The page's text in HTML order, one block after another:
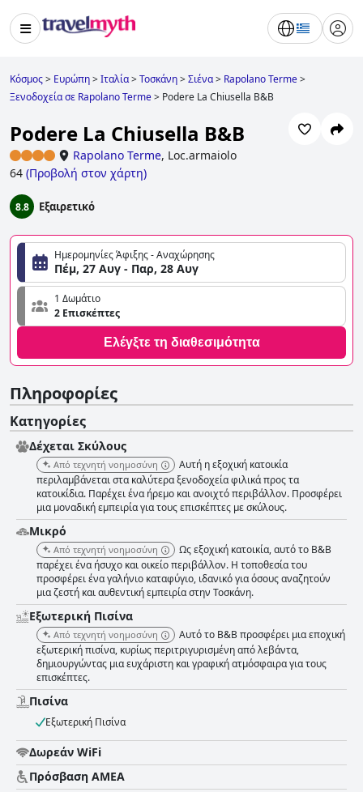
Κόσμος> Ευρώπη>Ιταλία>Τοσκάνη>Σιένα> Rapolano Terme>
Ξενοδοχεία σε Rapolano Terme> Podere La Chiusella B&B
Podere La Chiusella B&B
Rapolano Terme, Loc.armaiolo
64 (Προβολή στον χάρτη)
8.8 Εξαιρετικό
Ημερομηνίες Άφιξης - Αναχώρησης
Πέμ, 27 Αυγ - Παρ, 28 Αυγ
1 Δωμάτιο
2 Επισκέπτες
Ελέγξτε τη διαθεσιμότητα
Πληροφορίες
Κατηγορίες
Δέχεται Σκύλους
Από τεχνητή νοημοσύνη
Αυτή η εξοχική κατοικία
περιλαμβάνεται στα καλύτερα ξενοδοχεία φιλικά προς τα
κατοικίδια. Παρέχει ένα ήρεμο και ανοιχτό περιβάλλον. Προσφέρει
μια μοναδική εμπειρία για τους επισκέπτες με σκύλους.
Μικρό
Από τεχνητή νοημοσύνη
Ως εξοχική κατοικία, αυτό το B&B
παρέχει ένα ήσυχο και οικείο περιβάλλον. Η τοποθεσία του
προσφέρει ένα γαλήνιο καταφύγιο, ιδανικό για όσους αναζητούν
μια ζεστή και αυθεντική εμπειρία στην Τοσκάνη.
Εξωτερική Πισίνα
Από τεχνητή νοημοσύνη
Αυτό το B&B προσφέρει μια εποχική
εξωτερική πισίνα, κυρίως περιτριγυρισμένη από λεβάντα,
δημιουργώντας μια ευχάριστη και γραφική ατμόσφαιρα για τους
επισκέπτες.
Πισίνα
Εξωτερική Πισίνα
Δωρεάν WiFi
Πρόσβαση ΑΜΕΑ